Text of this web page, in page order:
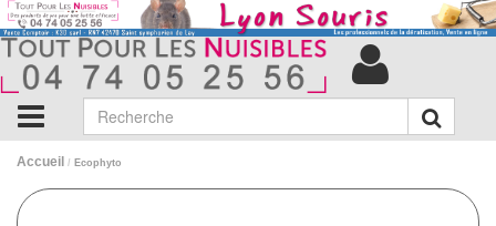
Accueil / Ecophyto